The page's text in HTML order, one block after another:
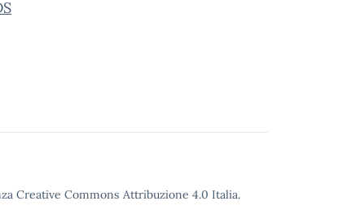
Creative Commons Attribuzione 4.0 Italia.